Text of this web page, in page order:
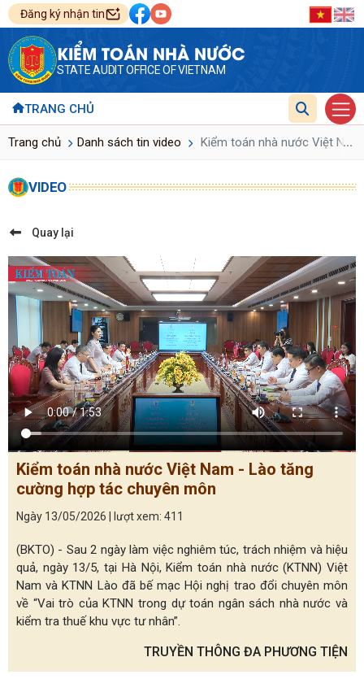
Đăng ký nhận tin
KIỂM TOÁN NHÀ NƯỚC
STATE AUDIT OFFICE OF VIETNAM
TRANG CHỦ
Trang chủ Danh sách tin video Kiểm toán nhà nước Việt ...
VIDEO
Quay lại
Kiểm toán nhà nước Việt Nam - Lào tăng
cường hợp tác chuyên môn
Ngày 13/05/2026 | lượt xem: 411
(BKTO) - Sau 2 ngày làm việc nghiêm túc, trách nhiệm và hiệu
quả, ngày 13/5, tại Hà Nội, Kiểm toán nhà nước (KTNN) Việt
Nam và KTNN Lào đã bế mạc Hội nghị trao đổi chuyên môn
về “Vai trò của KTNN trong dự toán ngân sách nhà nước và
kiểm tra thuế khu vực tư nhân”.
TRUYỀN THÔNG ĐA PHƯƠNG TIỆN